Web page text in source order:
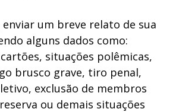
um breve relato de sua
alguns dados como:
situações polêmicas,
brusco grave, tiro penal,
exclusão de membros
ou demais situações